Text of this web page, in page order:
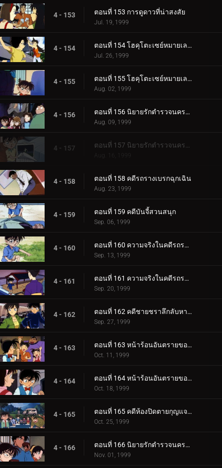
4 - 153 ตอนที่ 153 การดูดาวที่น่าสงสัย
Jul. 19, 1999
4 - 154 ตอนที่ 154 โฮคุโตะเซย์หมายเลข 3 ต้นทางอุเอโนะ (ตอนแรก)
Jul. 26, 1999
4 - 155 ตอนที่ 155 โฮคุโตะเซย์หมายเลข 3 ต้นทางอุเอโนะ (ตอนจบ)
Aug. 02, 1999
4 - 156 ตอนที่ 156 นิยายรักตำรวจนครบาล (ตอนแรก)
Aug. 09, 1999
4 - 157 ตอนที่ 157 นิยายรักตำรวจนครบาล (ตอนจบ)
Aug. 16, 1999
4 - 158 ตอนที่ 158 คดีรถรางเบรกฉุกเฉิน
Aug. 23, 1999
4 - 159 ตอนที่ 159 คดีบันจี้สวนสนุก
Sep. 06, 1999
4 - 160 ตอนที่ 160 ความจริงในคดีรถระเบิด (ตอนแรก)
Sep. 13, 1999
4 - 161 ตอนที่ 161 ความจริงในคดีรถระเบิด (ตอนจบ)
Sep. 20, 1999
4 - 162 ตอนที่ 162 คดีชายชราลึกลับหายตัว
Sep. 27, 1999
4 - 163 ตอนที่ 163 หน้าร้อนอันตรายของโซโนโกะ (ตอนแรก)
Oct. 11, 1999
4 - 164 ตอนที่ 164 หน้าร้อนอันตรายของโซโนโกะ (ตอนจบ)
Oct. 18, 1999
4 - 165 ตอนที่ 165 คดีห้องปิดตายกุญแจอยู่ในน้ำ
Oct. 25, 1999
4 - 166 ตอนที่ 166 นิยายรักตำรวจนครบาลภาค 2 (ตอนแรก)
Nov. 01, 1999